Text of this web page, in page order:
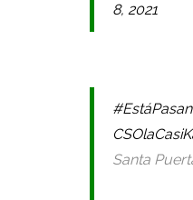
8, 2021
Santa